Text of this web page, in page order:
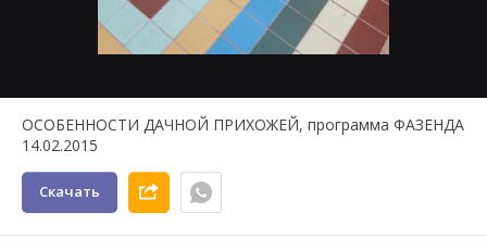
ОСОБЕННОСТИ ДАЧНОЙ ПРИХОЖЕЙ, программа ФАЗЕНДА
14.02.2015
Скачать